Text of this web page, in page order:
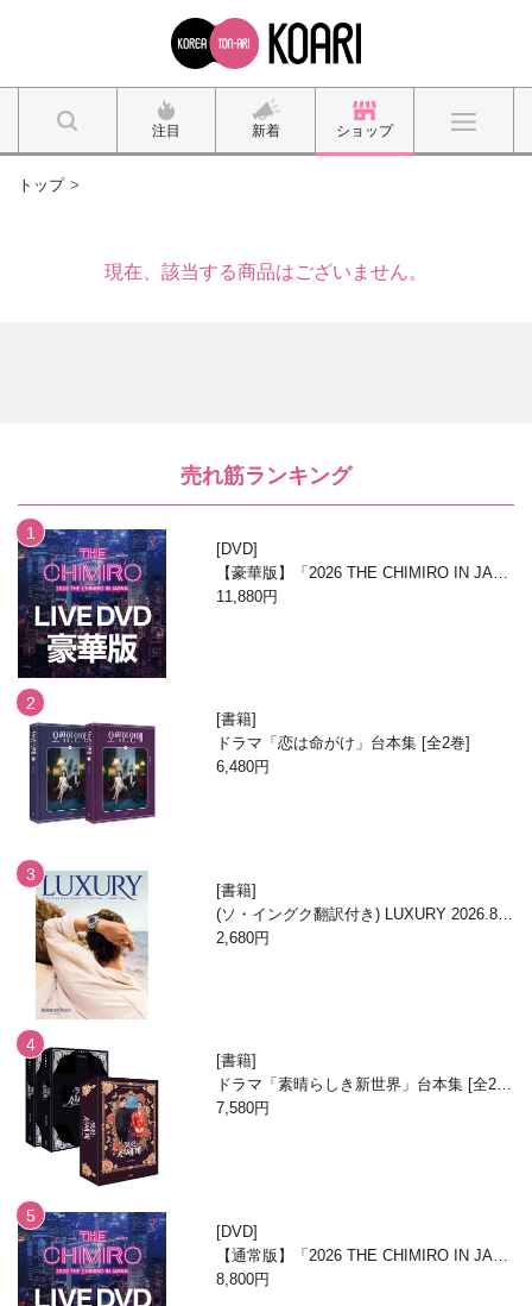
注目 新着 ショップ
トップ
現在、該当する商品はございません。
売れ筋ランキング
DVD
【豪華版】「2026 THE CHIMIRO IN JAPA
N」DVD
11,880円
書籍
ドラマ「恋は命がけ」台本集 [全2巻]
6,480円
書籍
(ソ・イングク翻訳付き) LUXURY 2026.8月
号
2,680円
書籍
ドラマ「素晴らしき新世界」台本集 [全2
巻/ブックケースエディション]
7,580円
DVD
【通常版】「2026 THE CHIMIRO IN JAPA
N」DVD
8,800円